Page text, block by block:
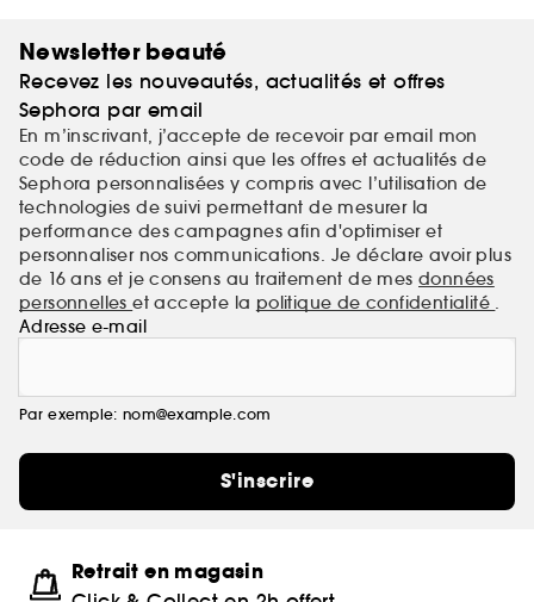
INKEY. Pas de barratin, juste une meilleure peau.
Newsletter beauté
Recevez les nouveautés, actualités et offres
Sephora par email
En m’inscrivant, j’accepte de recevoir par email mon
code de réduction ainsi que les offres et actualités de
Sephora personnalisées y compris avec l’utilisation de
technologies de suivi permettant de mesurer la
performance des campagnes afin d'optimiser et
personnaliser nos communications. Je déclare avoir plus
de 16 ans et je consens au traitement de mes données
personnelleset accepte la politique de confidentialité .
Adresse e-mail
Par exemple: nom@example.com
S'inscrire
Retrait en magasin